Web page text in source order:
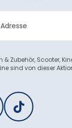
& Zubehör, Scooter,
sind von dieser